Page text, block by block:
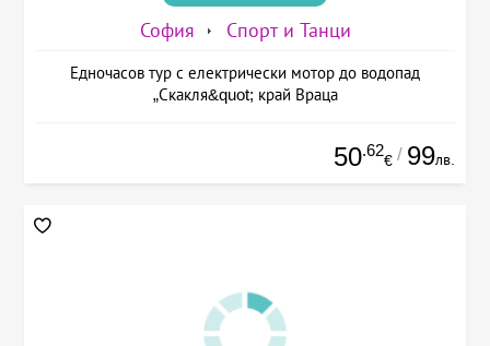
София Спорт и Танци
Едночасов тур с електрически мотор до водопад
„Скакля&quot; край Враца
50.62
€ / 99лв.